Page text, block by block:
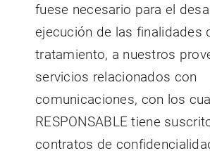
fuese necesario para el
ejecución de las finalidades
tratamiento, a nuestros
servicios relacionados con
comunicaciones, con los
RESPONSABLE tiene
contratos de